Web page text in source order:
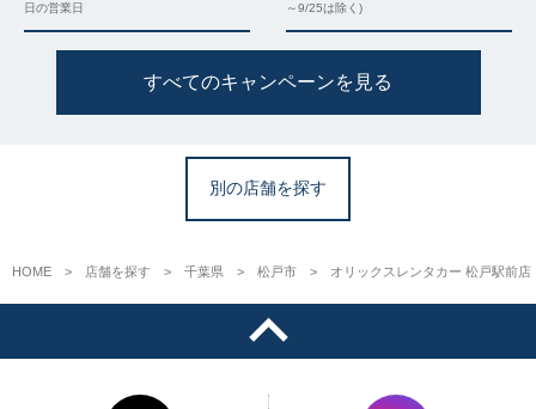
日の営業日
～9/25は除く)
すべてのキャンペーンを見る
別の店舗を探す
HOME 店舗を探す 千葉県 松戸市 オリックスレンタカー 松戸駅前店